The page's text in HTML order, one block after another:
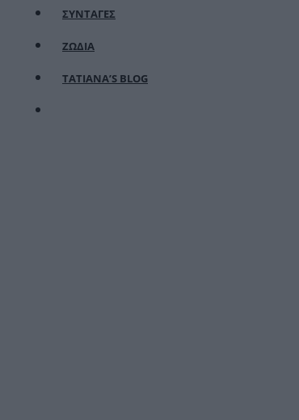
ΣΥΝΤΑΓΕΣ
ΖΩΔΙΑ
TATIANA’S BLOG